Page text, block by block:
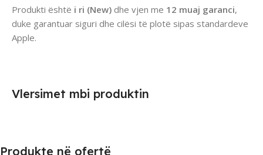
Produkti është i ri (New) dhe vjen me 12 muaj garanci,
duke garantuar siguri dhe cilësi të plotë sipas standardeve
Apple.
Vlersimet mbi produktin
Produkte në ofertë